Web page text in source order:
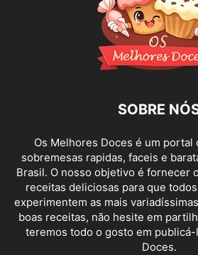
SOBRE
Os Melhores Doces é um portal
sobremesas rapidas, faceis e
Brasil. O nosso objetivo é fornecer
receitas deliciosas para que
experimentem as mais
boas receitas, não hesite em
teremos todo o gosto em
Doces.